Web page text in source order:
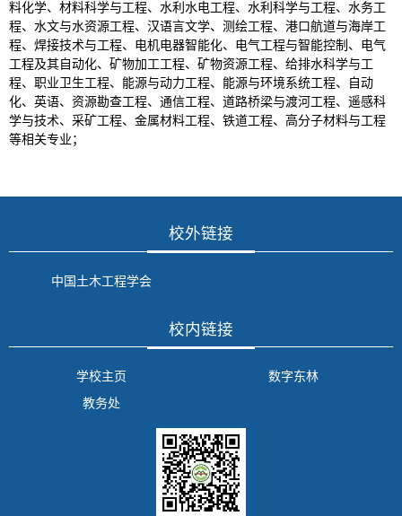
料化学、材料科学与工程、水利水电工程、水利科学与工程、水务工
程、水文与水资源工程、汉语言文学、测绘工程、港口航道与海岸工
程、焊接技术与工程、电机电器智能化、电气工程与智能控制、电气
工程及其自动化、矿物加工工程、矿物资源工程、给排水科学与工
程、职业卫生工程、能源与动力工程、能源与环境系统工程、自动
化、英语、资源勘查工程、通信工程、道路桥梁与渡河工程、遥感科
学与技术、采矿工程、金属材料工程、铁道工程、高分子材料与工程
等相关专业；
校外链接
中国土木工程学会
校内链接
学校主页
数字东林
教务处